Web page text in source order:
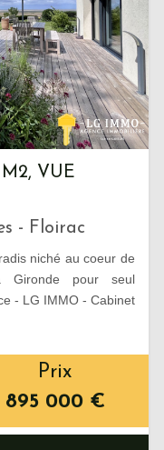
VUE
- Floirac
niché au coeur de
Gironde pour seul
- LG IMMO - Cabinet
Prix
895 000 €